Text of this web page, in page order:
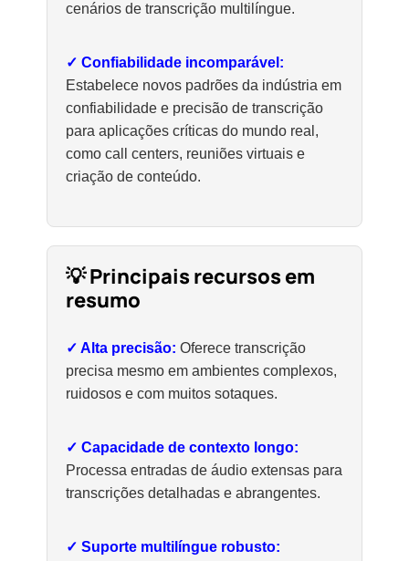
cenários de transcrição multilíngue.
✓ Confiabilidade incomparável:
Estabelece novos padrões da indústria em
confiabilidade e precisão de transcrição
para aplicações críticas do mundo real,
como call centers, reuniões virtuais e
criação de conteúdo.
💡 Principais recursos em
resumo
✓ Alta precisão: Oferece transcrição
precisa mesmo em ambientes complexos,
ruidosos e com muitos sotaques.
✓ Capacidade de contexto longo:
Processa entradas de áudio extensas para
transcrições detalhadas e abrangentes.
✓ Suporte multilíngue robusto: